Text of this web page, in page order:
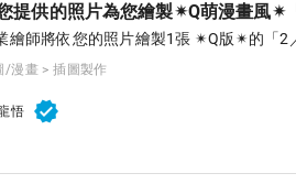
提供的照片為您繪製✴Q萌漫畫風✴
繪師將依您的照片繪製1張 ✴Q版✴的「2
/漫畫 > 插圖製作
悟